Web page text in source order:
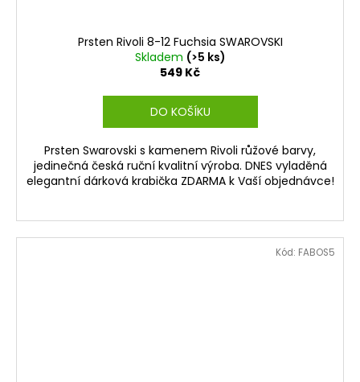
Prsten Rivoli 8-12 Fuchsia SWAROVSKI
Skladem (>5 ks)
549 Kč
DO KOŠÍKU
Prsten Swarovski s kamenem Rivoli růžové barvy,
jedinečná česká ruční kvalitní výroba. DNES vyladěná
elegantní dárková krabička ZDARMA k Vaší objednávce!
Kód: FABOS5